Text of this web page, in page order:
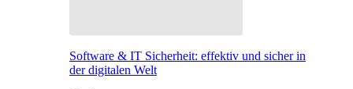
Software & IT Sicherheit: effektiv und sicher in
der digitalen Welt